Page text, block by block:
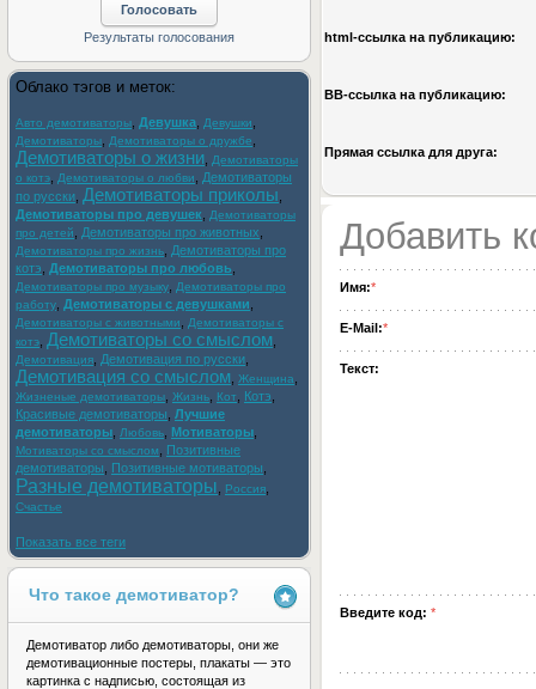
html-cсылка на публикацию:
BB-cсылка на публикацию:
Прямая ссылка для друга:
Добавить
Имя:*
E-Mail:*
Текст:
Введите код: *
Облако тэгов и меток:
Авто демотиваторы Девушка Девушки
Демотиваторы Демотиваторы о дружбе
Демотиваторы о жизни
Демотиваторы
о котэ
Демотиваторы о любви
Демотиваторы
по русски Демотиваторы приколы
Демотиваторы про девушек
Демотиваторы
про детей
Демотиваторы про животных
Демотиваторы про жизнь
Демотиваторы про
котэ
Демотиваторы про любовь
Демотиваторы про музыку
Демотиваторы про
работу
Демотиваторы с девушками
Демотиваторы с животными
Демотиваторы с
котэ
Демотиваторы со смыслом
Демотивация Демотивация по русски
Демотивация со смыслом Женщина
Жизненые демотиваторы Жизнь Кот Котэ
Красивые демотиваторы Лучшие
демотиваторы
Любовь Мотиваторы
Мотиваторы со смыслом
Позитивные
демотиваторы
Позитивные мотиваторы
Разные демотиваторы Россия
Счастье
Показать все теги
Что такое демотиватор?
Демотиватор либо демотиваторы, они же
демотивационные постеры, плакаты — это
картинка с надписью, состоящая из